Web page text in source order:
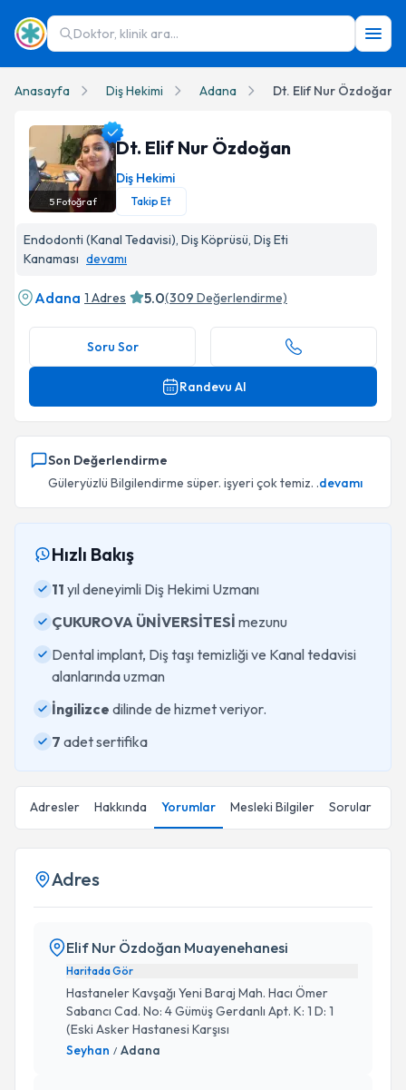
Doktor, klinik ara...
Anasayfa Diş Hekimi Adana Dt. Elif Nur Özdoğan
5Fotoğraf
Dt. Elif Nur Özdoğan
Diş Hekimi
Takip Et
Endodonti (Kanal Tedavisi), Diş Köprüsü, Diş Eti
Kanaması devamı
Adana 1 Adres 5.0(309 Değerlendirme)
Soru Sor
Randevu Al
Son Değerlendirme
Güleryüzlü Bilgilendirme süper. işyeri çok temiz. .devamı
Hızlı Bakış
11 yıl deneyimli Diş Hekimi Uzmanı
ÇUKUROVA ÜNİVERSİTESİ mezunu
Dental implant, Diş taşı temizliği ve Kanal tedavisi
alanlarında uzman
İngilizce dilinde de hizmet veriyor.
7 adet sertifika
Adresler Hakkında Yorumlar Mesleki Bilgiler Sorular
Adres
Elif Nur Özdoğan Muayenehanesi
Haritada Gör
Hastaneler Kavşağı Yeni Baraj Mah. Hacı Ömer
Sabancı Cad. No: 4 Gümüş Gerdanlı Apt. K: 1 D: 1
(Eski Asker Hastanesi Karşısı
Seyhan / Adana